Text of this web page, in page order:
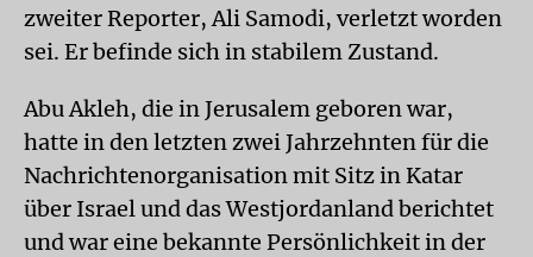
zweiter Reporter, Ali Samodi, verletzt worden
sei. Er befinde sich in stabilem Zustand.
Abu Akleh, die in Jerusalem geboren war,
hatte in den letzten zwei Jahrzehnten für die
Nachrichtenorganisation mit Sitz in Katar
über Israel und das Westjordanland berichtet
und war eine bekannte Persönlichkeit in der